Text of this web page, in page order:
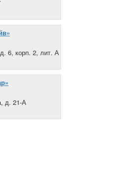
6, корп. 2, лит. А
д. 21-А